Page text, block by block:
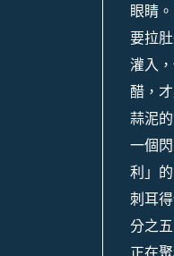
眼睛
要拉
灌入
醋，
蒜泥
一個
利」
刺耳
分之